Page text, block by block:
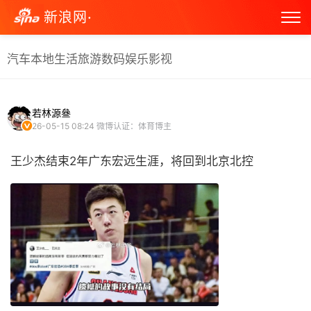
新浪网·
汽车本地生活旅游数码娱乐影视
若林源叄
26-05-15 08:24 微博认证：体育博主
王少杰结束2年广东宏远生涯，将回到北京北控 ​